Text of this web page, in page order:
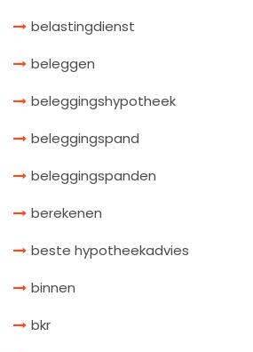
belastingdienst
beleggen
beleggingshypotheek
beleggingspand
beleggingspanden
berekenen
beste hypotheekadvies
binnen
bkr